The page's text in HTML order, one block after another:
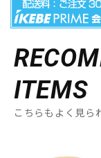
ITEMS
こちらもよく見ら